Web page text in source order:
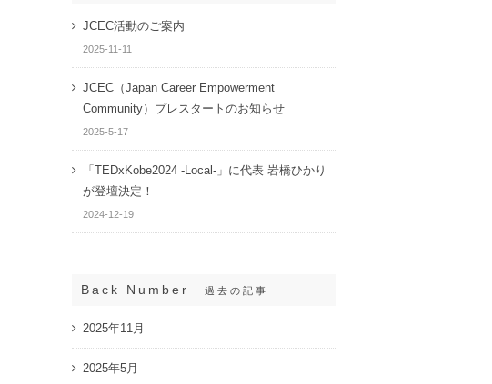
JCEC活動のご案内
2025-11-11
JCEC（Japan Career Empowerment
Community）プレスタートのお知らせ
2025-5-17
「TEDxKobe2024 -Local-」に代表 岩橋ひかり
が登壇決定！
2024-12-19
Back Number 過去の記事
2025年11月
2025年5月